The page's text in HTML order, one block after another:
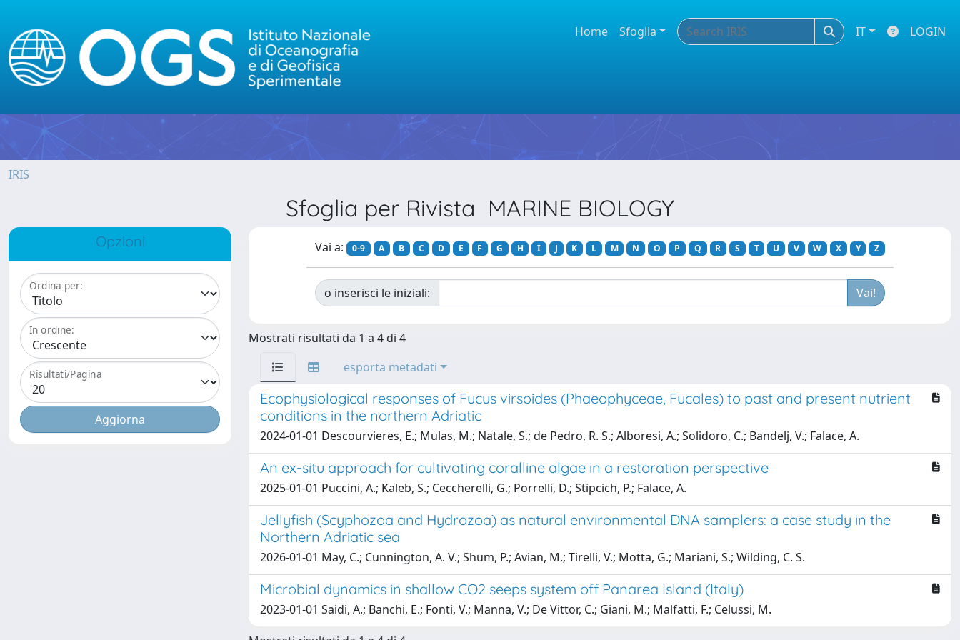
Home Sfoglia IT LOGIN
IRIS
Sfoglia per Rivista MARINE BIOLOGY
Opzioni
Ordina per:
In ordine:
Risultati/Pagina
Vai a: 0-9 A B C D E F G H I J K L M N O P Q R S T U V W X Y Z
o inserisci le iniziali:
Mostrati risultati da 1 a 4 di 4
esporta metadati
Ecophysiological responses of Fucus virsoides (Phaeophyceae, Fucales) to past and present nutrient
conditions in the northern Adriatic
2024-01-01 Descourvieres, E.; Mulas, M.; Natale, S.; de Pedro, R. S.; Alboresi, A.; Solidoro, C.; Bandelj, V.; Falace, A.
An ex-situ approach for cultivating coralline algae in a restoration perspective
2025-01-01 Puccini, A.; Kaleb, S.; Ceccherelli, G.; Porrelli, D.; Stipcich, P.; Falace, A.
Jellyfish (Scyphozoa and Hydrozoa) as natural environmental DNA samplers: a case study in the
Northern Adriatic sea
2026-01-01 May, C.; Cunnington, A. V.; Shum, P.; Avian, M.; Tirelli, V.; Motta, G.; Mariani, S.; Wilding, C. S.
Microbial dynamics in shallow CO2 seeps system off Panarea Island (Italy)
2023-01-01 Saidi, A.; Banchi, E.; Fonti, V.; Manna, V.; De Vittor, C.; Giani, M.; Malfatti, F.; Celussi, M.